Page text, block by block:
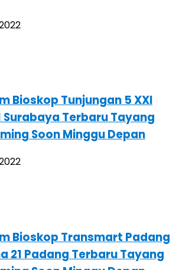
Bioskop Tunjungan 5 XXI
Surabaya Terbaru Tayang
Soon Minggu Depan
Bioskop Transmart Padang
21 Padang Terbaru Tayang